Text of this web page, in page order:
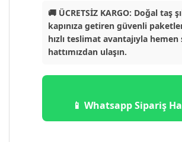
🚚 ÜCRETSİZ KARGO: Doğal taş
kapınıza getiren güvenli
hızlı teslimat avantajıyla hemen
hattımızdan ulaşın.
📱 Whatsapp Sipariş